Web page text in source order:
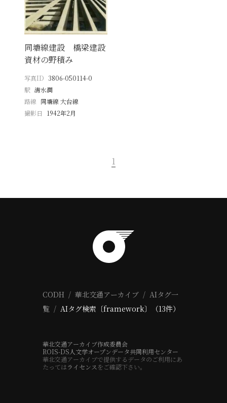
同塘線建設 橋梁建設
資材の野積み
写真ID 3806-050114-0
駅 清水澗
路線 同塘線 大台線
撮影日
1942年2月
1
CODH 華北交通アーカイブ
AIタグ一
覧
AIタグ検索〔framework〕（13件）
華北交通アーカイブ作成委員会
ROIS-DS人文学オープンデータ共同利用センター
華北交通アーカイブで提供するデータのご利用にあ
たってはライセンス をご確認下さい。